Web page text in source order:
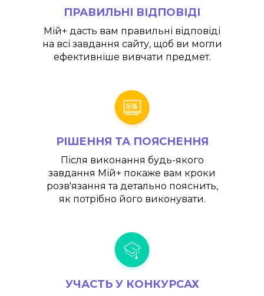
ПРАВИЛЬНІ ВІДПОВІДІ
Мій+ дасть вам правильні відповіді
на всі завдання сайту, щоб ви могли
ефективніше вивчати предмет.
РІШЕННЯ ТА ПОЯСНЕННЯ
Після виконання будь-якого
завдання Мій+ покаже вам кроки
розв'язання та детально пояснить,
як потрібно його виконувати.
УЧАСТЬ У КОНКУРСАХ